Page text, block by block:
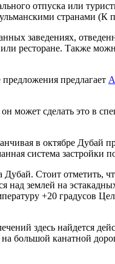
отпуска или
странами
заведениях,
или ресторане. Также
предлагает
может сделать это в
в октябре Дубай
система застройки
Стоит отметить,
землей на
+20 градусов
здесь найдется
большой канатной